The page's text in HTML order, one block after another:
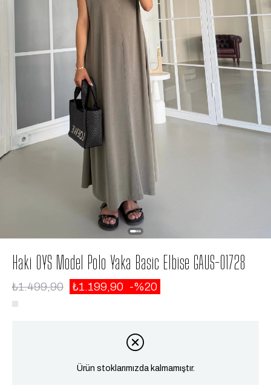
Haki OYS Model Polo Yaka Basic Elbise GAUS-01728
₺1.499,90 ₺1.199,90 20
Ürün stoklarımızda kalmamıştır.